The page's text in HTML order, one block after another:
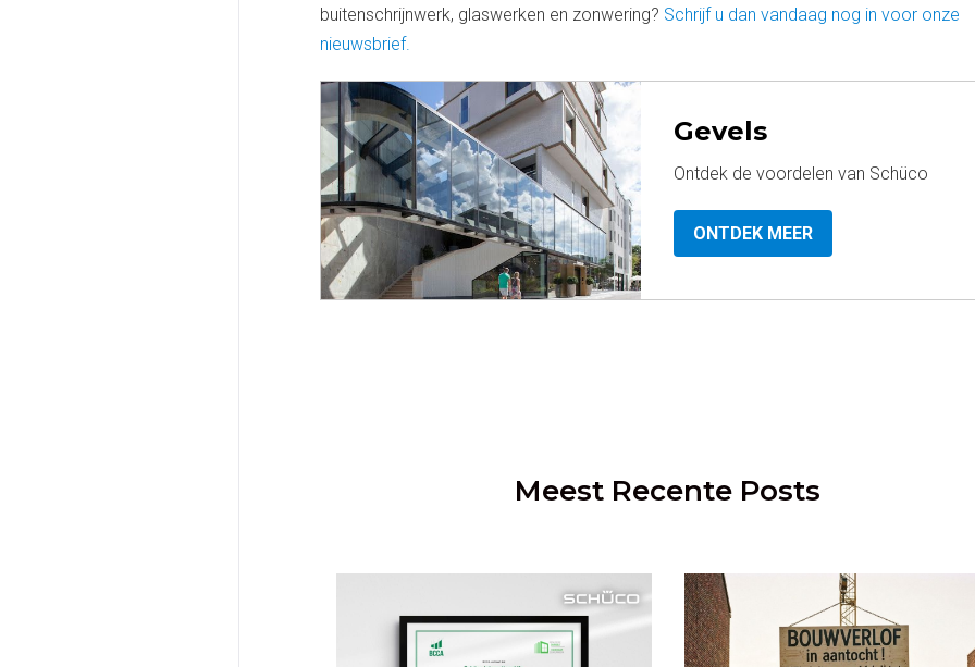
buitenschrijnwerk, glaswerken en zonwering? Schrijf u dan vandaag nog in voor onze
nieuwsbrief.
Gevels
Ontdek de voordelen van Schüco
ONTDEK MEER
Meest Recente Posts